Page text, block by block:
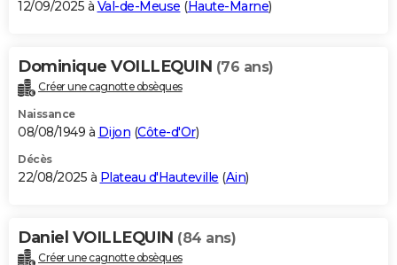
12/09/2025 à Val-de-Meuse (Haute-Marne)
Dominique VOILLEQUIN (76 ans)
Créer une cagnotte obsèques
Naissance
08/08/1949 à Dijon (Côte-d'Or)
Décès
22/08/2025 à Plateau d'Hauteville (Ain)
Daniel VOILLEQUIN (84 ans)
Créer une cagnotte obsèques